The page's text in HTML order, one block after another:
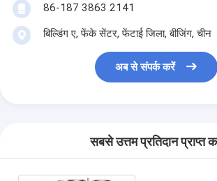
86-187 3863 2141
बिल्डिंग ए, फेंके सेंटर, फेंटाई जिला, बीजिंग, चीन
अब से संपर्क करें
सबसे उत्तम प्रतिदान प्राप्त